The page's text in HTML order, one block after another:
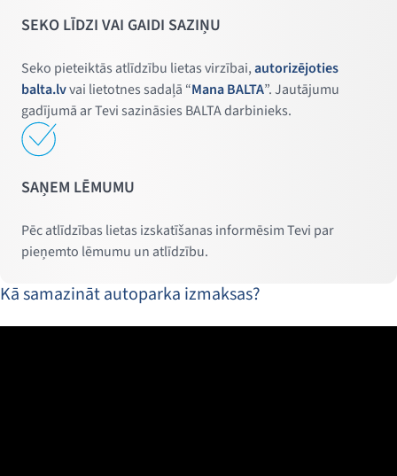
SEKO LĪDZI VAI GAIDI SAZIŅU
Seko pieteiktās atlīdzību lietas virzībai,autorizējoties
balta.lvvai lietotnes sadaļā “Mana BALTA”. Jautājumu
gadījumā ar Tevi sazināsies BALTA darbinieks.
SAŅEM LĒMUMU
Pēc atlīdzības lietas izskatīšanas informēsim Tevi par
pieņemto lēmumu un atlīdzību.
Kā samazināt autoparka izmaksas?